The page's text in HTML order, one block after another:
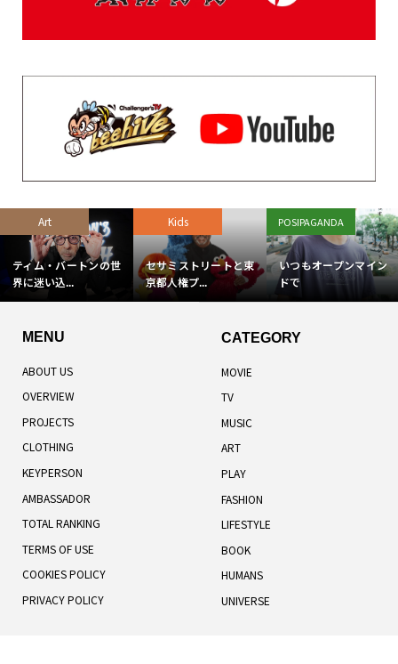
Art
ティム・バートンの世
界に迷い込...
Kids
セサミストリートと東
京都人権プ...
POSIPAGANDA
いつもオープンマイン
ドで
MENU
ABOUT US
OVERVIEW
PROJECTS
CLOTHING
KEYPERSON
AMBASSADOR
TOTAL RANKING
TERMS OF USE
COOKIES POLICY
PRIVACY POLICY
CATEGORY
MOVIE
TV
MUSIC
ART
PLAY
FASHION
LIFESTYLE
BOOK
HUMANS
UNIVERSE